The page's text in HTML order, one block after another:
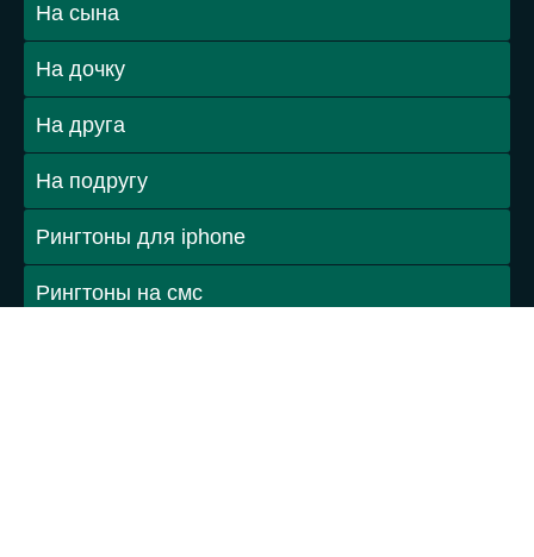
На сына
На дочку
На друга
На подругу
Рингтоны для iphone
Рингтоны на смс